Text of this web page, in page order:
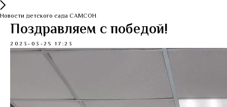
Новости детского сада САМСОН
Поздравляем с победой!
2023-03-25 17:23